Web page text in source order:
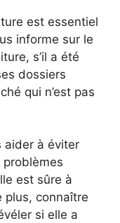
est essentiel
informe sur le
s’il a été
dossiers
qui n’est pas
aider à éviter
problèmes
est sûre à
plus, connaître
si elle a